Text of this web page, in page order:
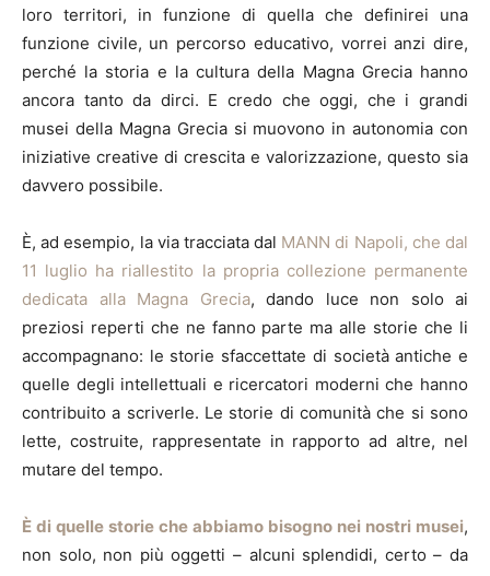
loro territori, in funzione di quella che definirei una
funzione civile, un percorso educativo, vorrei anzi dire,
perché la storia e la cultura della Magna Grecia hanno
ancora tanto da dirci. E credo che oggi, che i grandi
musei della Magna Grecia si muovono in autonomia con
iniziative creative di crescita e valorizzazione, questo sia
davvero possibile.
È, ad esempio, la via tracciata dal MANN di Napoli, che dal
11 luglio ha riallestito la propria collezione permanente
dedicata alla Magna Grecia, dando luce non solo ai
preziosi reperti che ne fanno parte ma alle storie che li
accompagnano: le storie sfaccettate di società antiche e
quelle degli intellettuali e ricercatori moderni che hanno
contribuito a scriverle. Le storie di comunità che si sono
lette, costruite, rappresentate in rapporto ad altre, nel
mutare del tempo.
È di quelle storie che abbiamo bisogno nei nostri musei,
non solo, non più oggetti – alcuni splendidi, certo – da